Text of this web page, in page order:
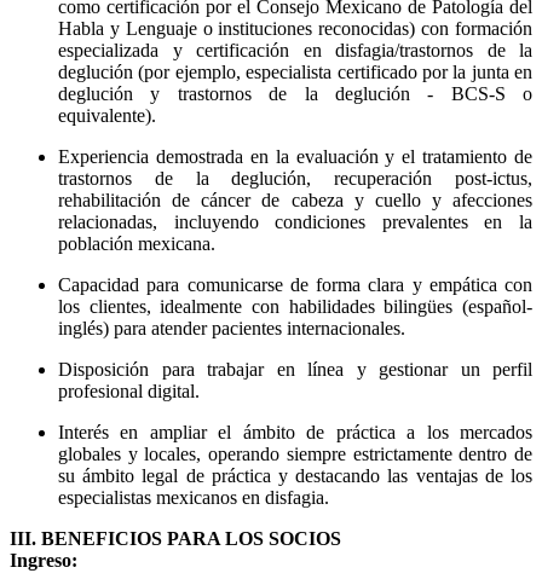
como certificación por el Consejo Mexicano de Patología del
Habla y Lenguaje o instituciones reconocidas) con formación
especializada y certificación en disfagia/trastornos de la
deglución (por ejemplo, especialista certificado por la junta en
deglución y trastornos de la deglución - BCS-S o
equivalente).
Experiencia demostrada en la evaluación y el tratamiento de
trastornos de la deglución, recuperación post-ictus,
rehabilitación de cáncer de cabeza y cuello y afecciones
relacionadas, incluyendo condiciones prevalentes en la
población mexicana.
Capacidad para comunicarse de forma clara y empática con
los clientes, idealmente con habilidades bilingües (español-
inglés) para atender pacientes internacionales.
Disposición para trabajar en línea y gestionar un perfil
profesional digital.
Interés en ampliar el ámbito de práctica a los mercados
globales y locales, operando siempre estrictamente dentro de
su ámbito legal de práctica y destacando las ventajas de los
especialistas mexicanos en disfagia.
III. BENEFICIOS PARA LOS SOCIOS
Ingreso: